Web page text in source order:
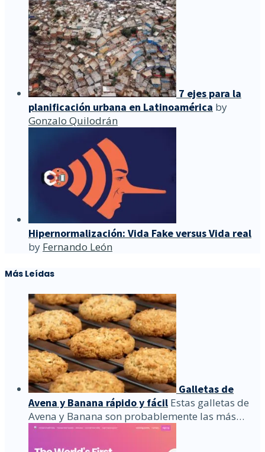
7 ejes para la
planificación urbana en Latinoamérica by
Gonzalo Quilodrán
Hipernormalización: Vida Fake versus Vida real
by Fernando León
Más Leídas
Galletas de
Avena y Banana rápido y fácil Estas galletas de
Avena y Banana son probablemente las más…